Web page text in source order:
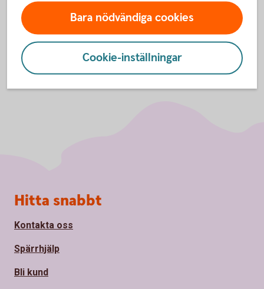
Bara nödvändiga cookies
Cookie-inställningar
Sidfot
Hitta snabbt
Kontakta oss
Spärrhjälp
Bli kund